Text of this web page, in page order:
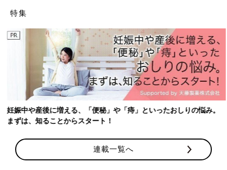
だ”と答えたら、友だちに“ごめんね”と謝られてしまったことがあ
ります。
そのときに初めて、“里子って、かわいそうって思われている
の？”と思って、少しショックでした。でも私は、自分のことを
かわいそうと思いません。なおさんの家に里子として迎えられ
て、すごく幸せです。
お姉ちゃんは“一緒に食べよう”と言っておやつを作ってくれたり
します。下のお姉ちゃんとは半年しか歳が違わないので、年子の
ように育ちました。そういう普通のことが、本当に幸せなんで
す。愛されていると実感しています。
里子仲間と話していても、みんな楽しそうにそれぞれの家庭で暮
らしています」（小春さん）
特集
妊娠中や産後に増える、「便秘」や「痔」といったおしりの悩み。
まずは、知ることからスタート！
連載一覧へ